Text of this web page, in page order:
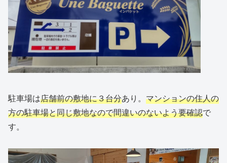
駐車場は店舗前の敷地に３台分あり。 マンションの住人の
方の駐車場と同じ敷地なので間違いのないよう要確認で
す。